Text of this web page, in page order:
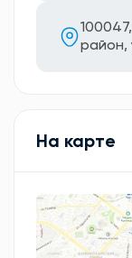
район,
На карте